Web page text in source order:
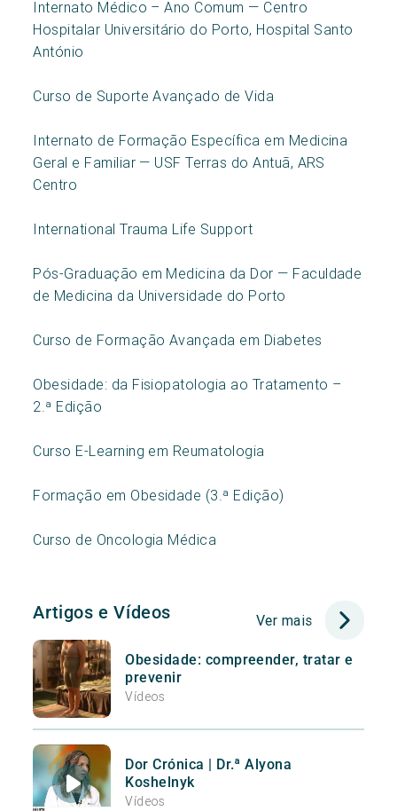
Internato Médico – Ano Comum — Centro
Hospitalar Universitário do Porto, Hospital Santo
António
Curso de Suporte Avançado de Vida
Internato de Formação Específica em Medicina
Geral e Familiar — USF Terras do Antuã, ARS
Centro
International Trauma Life Support
Pós-Graduação em Medicina da Dor — Faculdade
de Medicina da Universidade do Porto
Curso de Formação Avançada em Diabetes
Obesidade: da Fisiopatologia ao Tratamento –
2.ª Edição
Curso E-Learning em Reumatologia
Formação em Obesidade (3.ª Edição)
Curso de Oncologia Médica
Artigos e Vídeos Ver mais
Obesidade: compreender, tratar e
prevenir
Vídeos
Dor Crónica | Dr.ª Alyona
Koshelnyk
Vídeos